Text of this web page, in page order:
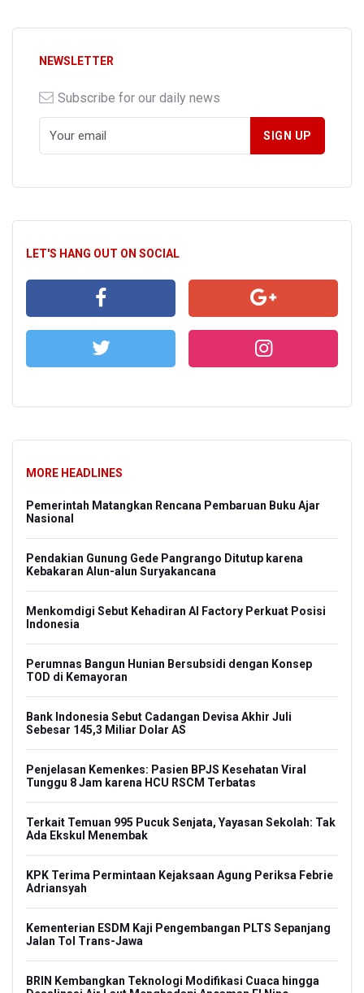
NEWSLETTER
Subscribe for our daily news
LET'S HANG OUT ON SOCIAL
MORE HEADLINES
Pemerintah Matangkan Rencana Pembaruan Buku Ajar
Nasional
Pendakian Gunung Gede Pangrango Ditutup karena
Kebakaran Alun-alun Suryakancana
Menkomdigi Sebut Kehadiran AI Factory Perkuat Posisi
Indonesia
Perumnas Bangun Hunian Bersubsidi dengan Konsep
TOD di Kemayoran
Bank Indonesia Sebut Cadangan Devisa Akhir Juli
Sebesar 145,3 Miliar Dolar AS
Penjelasan Kemenkes: Pasien BPJS Kesehatan Viral
Tunggu 8 Jam karena HCU RSCM Terbatas
Terkait Temuan 995 Pucuk Senjata, Yayasan Sekolah: Tak
Ada Ekskul Menembak
KPK Terima Permintaan Kejaksaan Agung Periksa Febrie
Adriansyah
Kementerian ESDM Kaji Pengembangan PLTS Sepanjang
Jalan Tol Trans-Jawa
BRIN Kembangkan Teknologi Modifikasi Cuaca hingga